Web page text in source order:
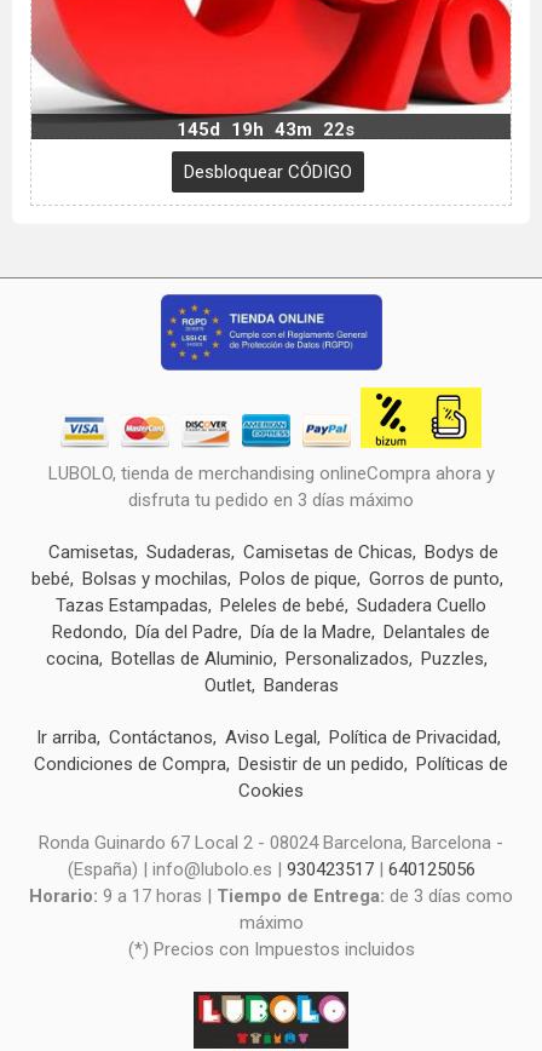
145d 19h 43m 21s
LUBOLO, tienda de merchandising onlineCompra ahora y
disfruta tu pedido en 3 días máximo
Camisetas Sudaderas Camisetas de Chicas
Bodys de
bebé
Bolsas y mochilas Polos de pique
Gorros de punto
Tazas Estampadas
Peleles de bebé
Sudadera Cuello
Redondo
Día del Padre Día de la Madre
Delantales de
cocina
Botellas de Aluminio Personalizados
Puzzles
Outlet
Banderas
Ir arriba Contáctanos Aviso Legal
Política de Privacidad
Condiciones de Compra
Desistir de un pedido
Políticas de
Cookies
Ronda Guinardo 67 Local 2 - 08024 Barcelona, Barcelona -
(España) | info@lubolo.es | 930423517| 640125056
Horario: 9 a 17 horas | Tiempo de Entrega: de 3 días como
máximo
(*) Precios con Impuestos incluidos